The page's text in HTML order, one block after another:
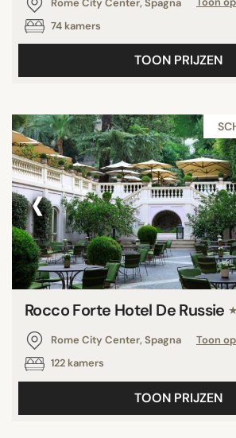
74 kamers
TOON PRIJZEN
‹
Rocco Forte Hotel De Russie
Rome City Center, Spagna
Toon
122 kamers
TOON PRIJZEN